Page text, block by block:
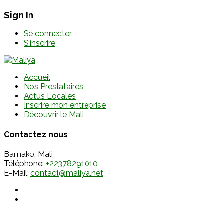
Sign In
Se connecter
S'inscrire
Accueil
Nos Prestataires
Actus Locales
Inscrire mon entreprise
Découvrir le Mali
Contactez nous
Bamako, Mali
Téléphone: +22378291010
E-Mail: contact@maliya.net